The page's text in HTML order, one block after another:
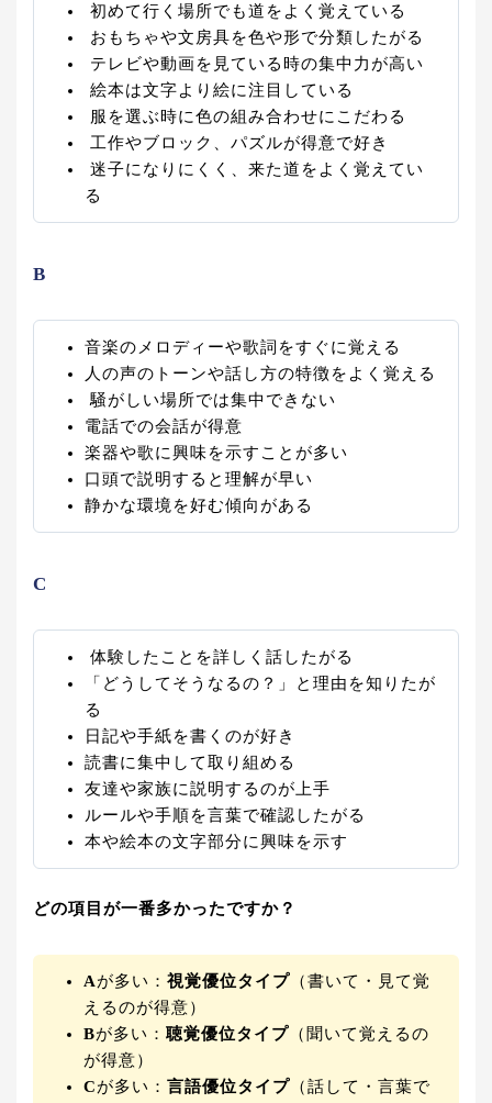
初めて行く場所でも道をよく覚えている
おもちゃや文房具を色や形で分類したがる
テレビや動画を見ている時の集中力が高い
絵本は文字より絵に注目している
服を選ぶ時に色の組み合わせにこだわる
工作やブロック、パズルが得意で好き
迷子になりにくく、来た道をよく覚えてい
る
B
音楽のメロディーや歌詞をすぐに覚える
人の声のトーンや話し方の特徴をよく覚える
騒がしい場所では集中できない
電話での会話が得意
楽器や歌に興味を示すことが多い
口頭で説明すると理解が早い
静かな環境を好む傾向がある
C
体験したことを詳しく話したがる
「どうしてそうなるの？」と理由を知りたが
る
日記や手紙を書くのが好き
読書に集中して取り組める
友達や家族に説明するのが上手
ルールや手順を言葉で確認したがる
本や絵本の文字部分に興味を示す
どの項目が一番多かったですか？
Aが多い： 視覚優位タイプ （書いて・見て覚
えるのが得意）
Bが多い： 聴覚優位タイプ （聞いて覚えるの
が得意）
Cが多い： 言語優位タイプ （話して・言葉で